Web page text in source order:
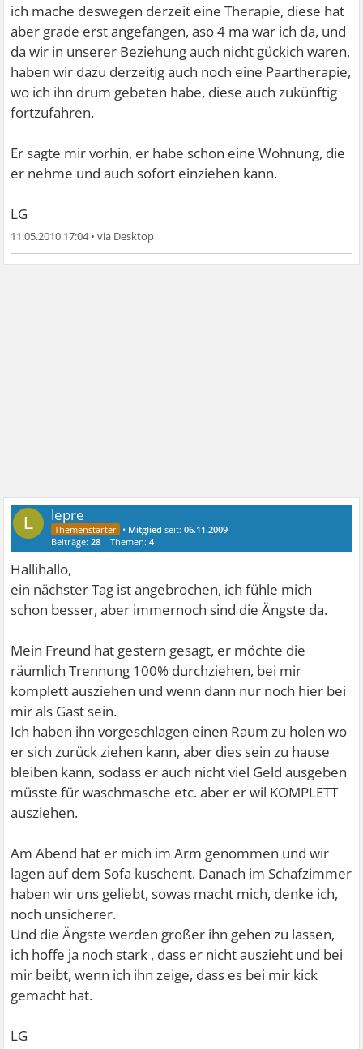
ich mache deswegen derzeit eine Therapie, diese hat
aber grade erst angefangen, aso 4 ma war ich da, und
da wir in unserer Beziehung auch nicht gückich waren,
haben wir dazu derzeitig auch noch eine Paartherapie,
wo ich ihn drum gebeten habe, diese auch zukünftig
fortzufahren.
Er sagte mir vorhin, er habe schon eine Wohnung, die
er nehme und auch sofort einziehen kann.
LG
11.05.2010 17:04•
L lepre
• Mitglied seit:06.11.2009
Beiträge:28 Themen:4
Hallihallo,
ein nächster Tag ist angebrochen, ich fühle mich
schon besser, aber immernoch sind die Ängste da.
Mein Freund hat gestern gesagt, er möchte die
räumlich Trennung 100% durchziehen, bei mir
komplett ausziehen und wenn dann nur noch hier bei
mir als Gast sein.
Ich haben ihn vorgeschlagen einen Raum zu holen wo
er sich zurück ziehen kann, aber dies sein zu hause
bleiben kann, sodass er auch nicht viel Geld ausgeben
müsste für waschmasche etc. aber er wil KOMPLETT
ausziehen.
Am Abend hat er mich im Arm genommen und wir
lagen auf dem Sofa kuschent. Danach im Schafzimmer
haben wir uns geliebt, sowas macht mich, denke ich,
noch unsicherer.
Und die Ängste werden großer ihn gehen zu lassen,
ich hoffe ja noch stark , dass er nicht auszieht und bei
mir beibt, wenn ich ihn zeige, dass es bei mir kick
gemacht hat.
LG